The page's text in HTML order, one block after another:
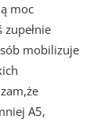
moc
mobilizuje
A5,